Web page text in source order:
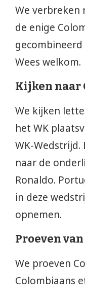
We verbreken
de enige
Wees welkom.
Kijken naar
We kijken
het WK
WK-Wedstrijd.
naar de
Ronaldo.
in deze
opnemen.
Proeven
We proeven
Colombiaans